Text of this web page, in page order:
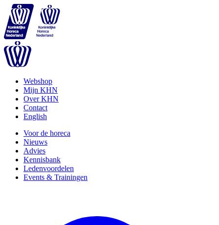
Webshop
Mijn KHN
Over KHN
Contact
English
Voor de horeca
Nieuws
Advies
Kennisbank
Ledenvoordelen
Events & Trainingen